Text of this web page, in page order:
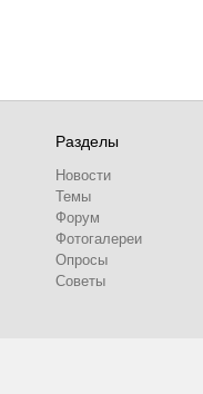
Разделы
Новости
Темы
Форум
Фотогалереи
Опросы
Советы